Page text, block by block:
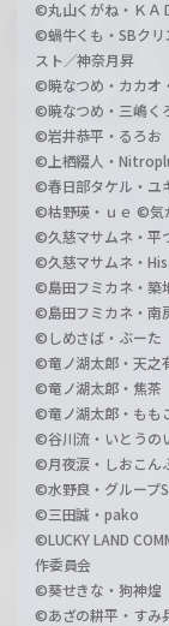
©丸山くがね・ＫＡ
©蝸牛くも・SBク
スト／神奈月昇
©暁なつめ・カカオ
©暁なつめ・三嶋く
©岩井恭平・るろお
©上栖綴人・
©春日部タケル・ユ
©枯野瑛・ｕｅ ©気
©久慈マサムネ・平
©久慈マサムネ・
©島田フミカネ・築
©島田フミカネ・南
©しめさば・ぶーた
©竜ノ湖太郎・天之
©竜ノ湖太郎・焦茶
©竜ノ湖太郎・もも
©谷川流・いとうの
©月夜涙・しおこん
©水野良・グループ
©三田誠・pako
©LUCKY LAND
作委員会
©葵せきな・狗神煌
©あざの耕平・すみ